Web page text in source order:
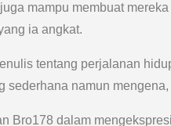
mampu membuat
ia angkat.
tentang perjalanan
sederhana namun
Bro178 dalam